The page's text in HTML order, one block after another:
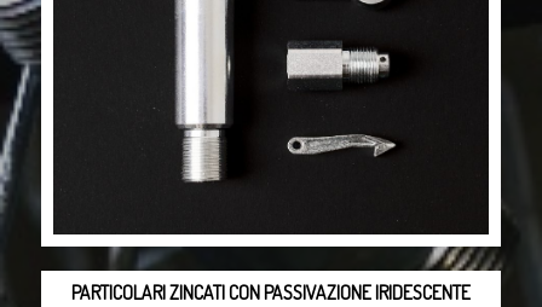
PARTICOLARI ZINCATI CON PASSIVAZIONE IRIDESCENTE